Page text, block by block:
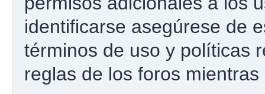
identificarse asegúrese de
términos de uso y políticas
reglas de los foros